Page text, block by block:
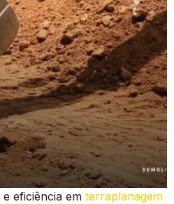
eficiência em terraplanagem